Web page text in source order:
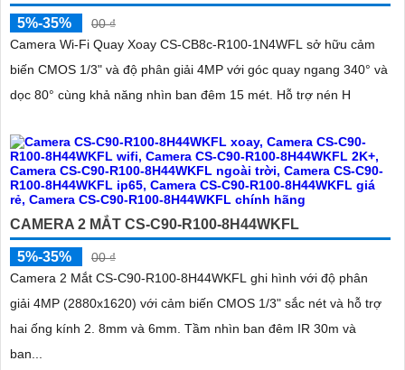
5%-35%
00 ₫
Camera Wi-Fi Quay Xoay CS-CB8c-R100-1N4WFL sở hữu cảm
biến CMOS 1/3" và độ phân giải 4MP với góc quay ngang 340° và
dọc 80° cùng khả năng nhìn ban đêm 15 mét. Hỗ trợ nén H
CAMERA 2 MẮT CS-C90-R100-8H44WKFL
5%-35%
00 ₫
Camera 2 Mắt CS-C90-R100-8H44WKFL ghi hình với độ phân
giải 4MP (2880x1620) với cảm biến CMOS 1/3" sắc nét và hỗ trợ
hai ống kính 2. 8mm và 6mm. Tầm nhìn ban đêm IR 30m và
ban...